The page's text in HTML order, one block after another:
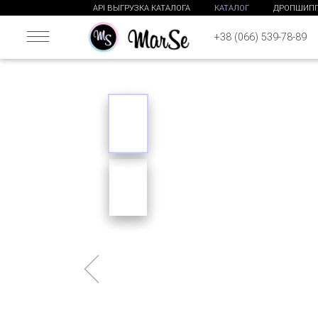
API ВЫГРУЗКА КАТАЛОГА КАТАЛОГ
+38 (066) 539-78-89